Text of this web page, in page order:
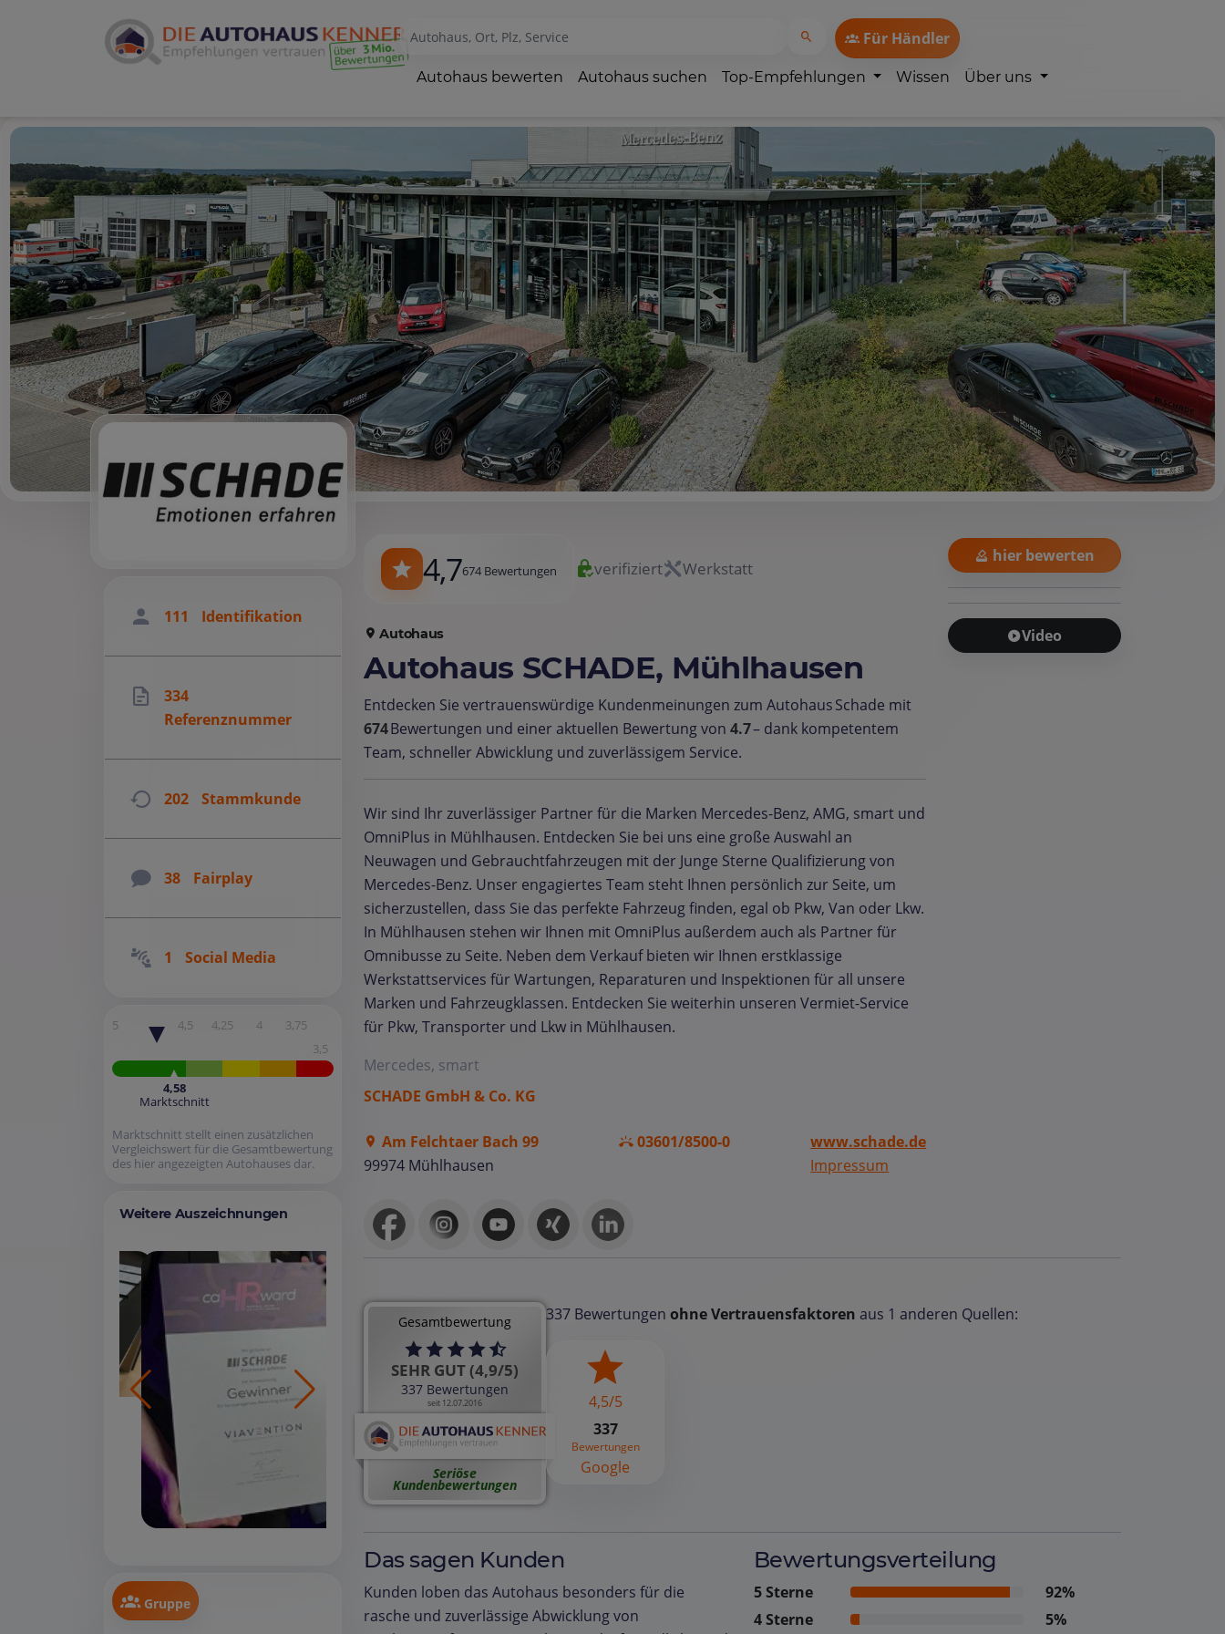
Für Händler
Autohaus bewerten Autohaus suchen Top-Empfehlungen Wissen Über uns
4,7674 Bewertungen verifiziert Werkstatt
Autohaus
Autohaus SCHADE, Mühlhausen
Entdecken Sie vertrauenswürdige Kundenmeinungen zum Autohaus Schade mit
674Bewertungen und einer aktuellen Bewertung von 4.7– dank kompetentem
Team, schneller Abwicklung und zuverlässigem Service.
Wir sind Ihr zuverlässiger Partner für die Marken Mercedes-Benz, AMG, smart und
OmniPlus in Mühlhausen. Entdecken Sie bei uns eine große Auswahl an
Neuwagen und Gebrauchtfahrzeugen mit der Junge Sterne Qualifizierung von
Mercedes-Benz. Unser engagiertes Team steht Ihnen persönlich zur Seite, um
sicherzustellen, dass Sie das perfekte Fahrzeug finden, egal ob Pkw, Van oder Lkw.
In Mühlhausen stehen wir Ihnen mit OmniPlus außerdem auch als Partner für
Omnibusse zu Seite. Neben dem Verkauf bieten wir Ihnen erstklassige
Werkstattservices für Wartungen, Reparaturen und Inspektionen für all unsere
Marken und Fahrzeugklassen. Entdecken Sie weiterhin unseren Vermiet-Service
für Pkw, Transporter und Lkw in Mühlhausen.
Mercedes, smart
SCHADE GmbH & Co. KG
Am Felchtaer Bach 99
99974 Mühlhausen
03601/8500-0
www.schade.de
Impressum
hier bewerten
Video
Gesamtbewertung
SEHR GUT (4,9/5)
337 Bewertungen
seit 12.07.2016
Seriöse
Kundenbewertungen
337 Bewertungen ohne Vertrauensfaktoren aus 1 anderen Quellen:
4,5/5
337
Bewertungen
Google
Das sagen Kunden
Kunden loben das Autohaus besonders für die
rasche und zuverlässige Abwicklung von
Bewertungsverteilung
5 Sterne
92%
4 Sterne
5%
111 Identifikation
334
Referenznummer
202 Stammkunde
38 Fairplay
1 Social Media
5 4,5 4,25 4
3,75
3,5
4,58
Marktschnitt
Marktschnitt stellt einen zusätzlichen
Vergleichswert für die Gesamtbewertung
des hier angezeigten Autohauses dar.
Weitere Auszeichnungen
Gruppe